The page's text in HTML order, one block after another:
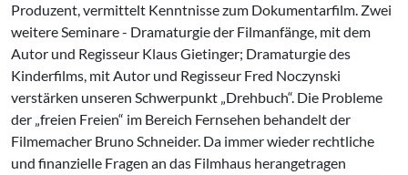
Produzent, vermittelt Kenntnisse zum Dokumentarfilm. Zwei
weitere Seminare - Dramaturgie der Filmanfänge, mit dem
Autor und Regisseur Klaus Gietinger; Dramaturgie des
Kinderfilms, mit Autor und Regisseur Fred Noczynski
verstärken unseren Schwerpunkt „Drehbuch“. Die Probleme
der „freien Freien“ im Bereich Fernsehen behandelt der
Filmemacher Bruno Schneider. Da immer wieder rechtliche
und finanzielle Fragen an das Filmhaus herangetragen